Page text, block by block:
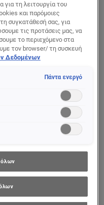
τη λειτουργία του
και παρόμοιες
συγκατάθεσή σας, για
τις προτάσεις μας, να
το περιεχόμενο στα
τον browser/ τη συσκευή
σας και να σας
να αποδεχθείτε cookies τα
να αποθηκεύσετε τις
Μπορείτε επίσης, ανά
εκ νέου τις επιλογές
να βρείτε στην
Δεδομένων
Πάντα ενεργό